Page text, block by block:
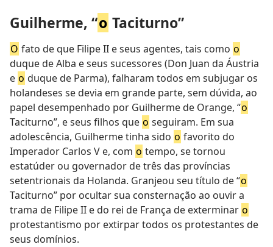
Guilherme, “o Taciturno”
O fato de que Filipe II e seus agentes, tais como o
duque de Alba e seus sucessores (Don Juan da Áustria
e o duque de Parma), falharam todos em subjugar os
holandeses se devia em grande parte, sem dúvida, ao
papel desempenhado por Guilherme de Orange, “o
Taciturno”, e seus filhos que o seguiram. Em sua
adolescência, Guilherme tinha sido o favorito do
Imperador Carlos V e, com o tempo, se tornou
estatúder ou governador de três das províncias
setentrionais da Holanda. Granjeou seu título de “o
Taciturno” por ocultar sua consternação ao ouvir a
trama de Filipe II e do rei de França de exterminar o
protestantismo por extirpar todos os protestantes de
seus domínios.